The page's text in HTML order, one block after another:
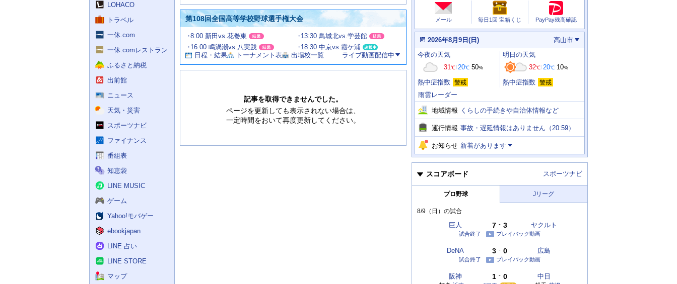
LOHACO
トラベル
一休.com
一休.comレストラン
ふるさと納税
出前館
ニュース
天気・災害
スポーツナビ
ファイナンス
番組表
知恵袋
LINE MUSIC
ゲーム
Yahoo!モバゲー
ebookjapan
LINE 占い
LINE STORE
マップ
第108回全国高等学校野球選手権大会
試
合
情
報
8:00 新田vs.花巻東
13:30 鳥城北vs.学芸館
16:00 鳴渦潮vs.八実践
18:30 中京vs.霞ケ浦
日程・結果
トーナメント表 出場校一覧 ライブ動画配信中
お
す
記事を取得できませんでした。
ページを更新しても表示されない場合は、
一定時間をおいて再度更新してください。
情
報
ス
メール 毎日1回 宝箱くじ PayPay残高確認
本
日
の
気
運
情
報
2026年8月9日(日) 高山市
今
日
の
天
気
今夜の天気
31℃ 20℃ 50%
熱中症指数 警戒
明日 の天気
32℃ 20℃ 10%
熱中症指数 警戒
雨雲レーダー
地域情報 くらしの手続きや自治体情報など
運行情報 事故・遅延情報はありません（20:59）
お知らせ 新着があります
スコアボード スポーツナビ
プロ野球 Jリーグ
8/9（日） の試合
巨人 ヤクルト
試合終了 プレイバック動画
7 - 3
DeNA 広島
試合終了 プレイバック動画
3 - 0
阪神 中日
1 - 0